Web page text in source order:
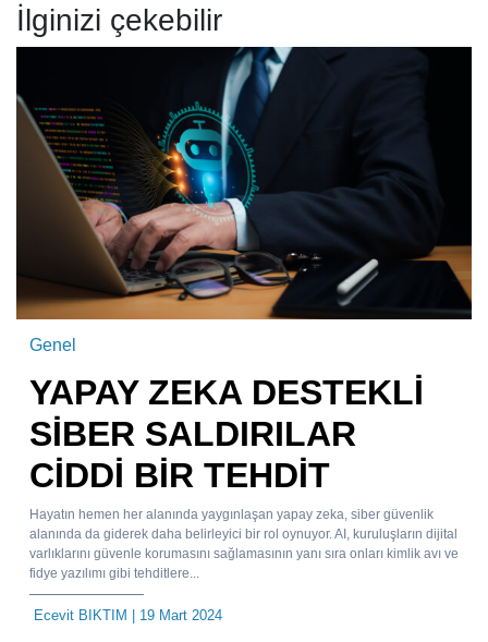
İlginizi çekebilir
Genel
YAPAY ZEKA DESTEKLİ
SİBER SALDIRILAR
CİDDİ BİR TEHDİT
Hayatın hemen her alanında yaygınlaşan yapay zeka, siber güvenlik
alanında da giderek daha belirleyici bir rol oynuyor. AI, kuruluşların dijital
varlıklarını güvenle korumasını sağlamasının yanı sıra onları kimlik avı ve
fidye yazılımı gibi tehditlere...
Ecevit BIKTIM | 19 Mart 2024